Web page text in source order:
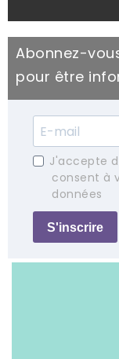
Abonnez-
pour être
J'accepte
consent à
données
S'inscrire